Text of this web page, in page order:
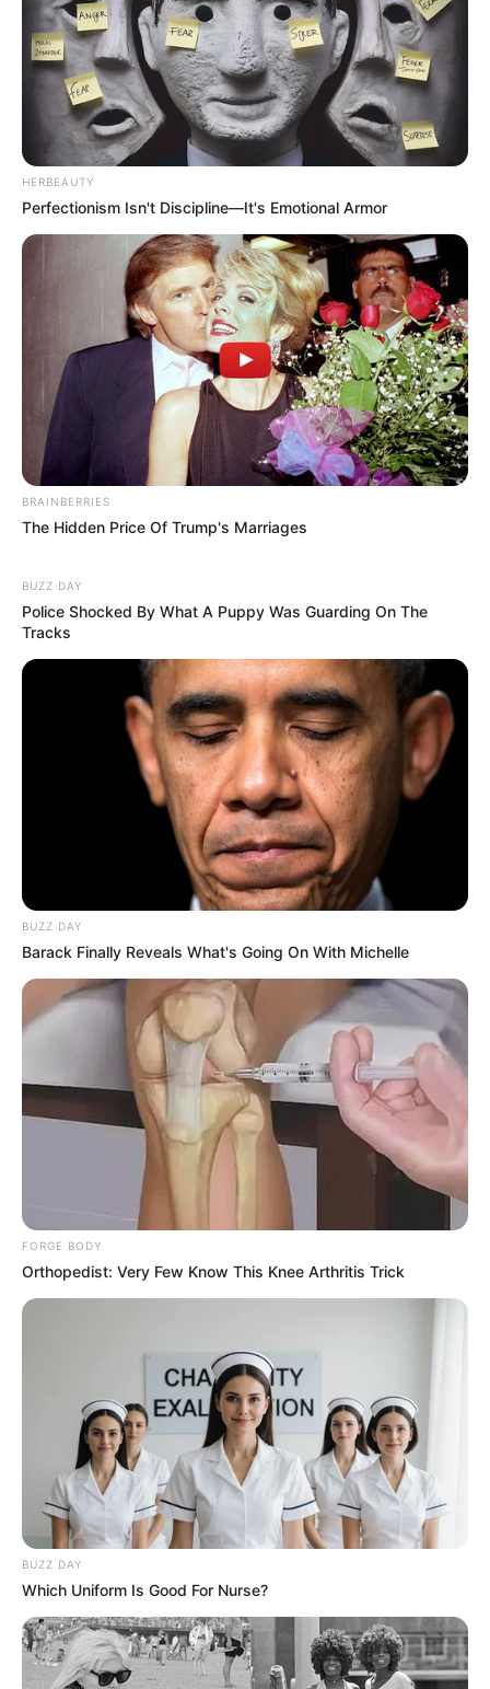
HERBEAUTY
Perfectionism Isn't Discipline—It's Emotional Armor
BRAINBERRIES
The Hidden Price Of Trump's Marriages
BUZZ DAY
Police Shocked By What A Puppy Was Guarding On The
Tracks
BUZZ DAY
Barack Finally Reveals What's Going On With Michelle
FORGE BODY
Orthopedist: Very Few Know This Knee Arthritis Trick
BUZZ DAY
Which Uniform Is Good For Nurse?